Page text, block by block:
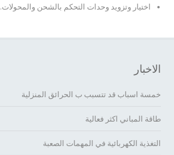
اختيار وتزويد وحدات التحكم بالشحن والمحولات.
الاخبار
خمسة اسباب قد تتسبب ب الحرائق المنزلية
طاقة المباني اكثر فعالية
التغذية الكهربائية في المهمات الصعبة